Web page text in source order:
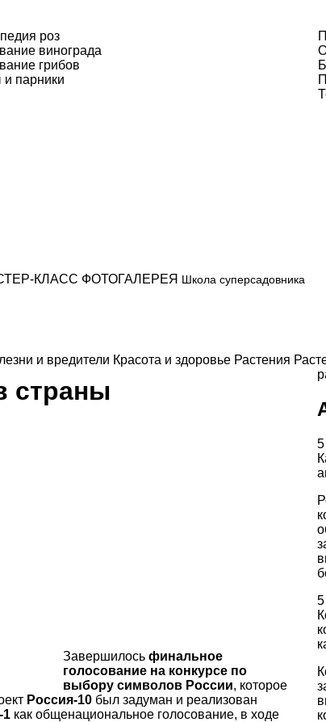
роз
винограда
грибов
парники
КЛАСС ФОТОГАЛЕРЕЯ Школа суперсадовника
и вредители Красота и здоровье Растения
страны
Завершилось финальное
голосование на конкурсе по
выбору символов России, которое
Россия-10 был задуман и реализован
1 как общенациональное голосование, в ходе
5
5